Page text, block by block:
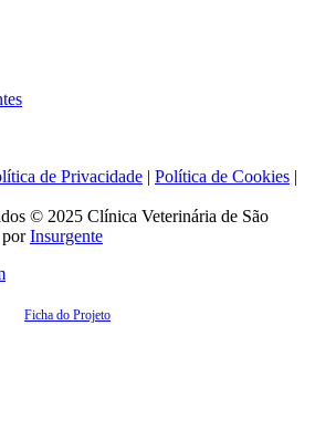
de Privacidade | Política de Cookies |
© 2025 Clínica Veterinária de São
porInsurgente
Ficha do Projeto